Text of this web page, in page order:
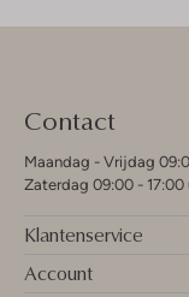
Contact
Maandag - Vrijdag
Zaterdag 09:00 - 17:00
Klantenservice
Account